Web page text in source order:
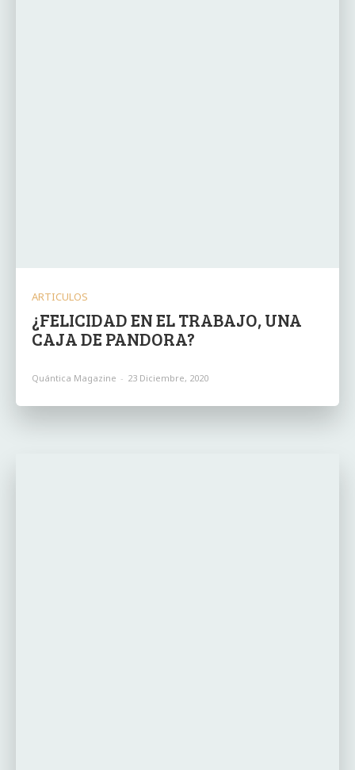
ARTICULOS
¿FELICIDAD EN EL TRABAJO, UNA
CAJA DE PANDORA?
Quántica Magazine - 23 Diciembre, 2020